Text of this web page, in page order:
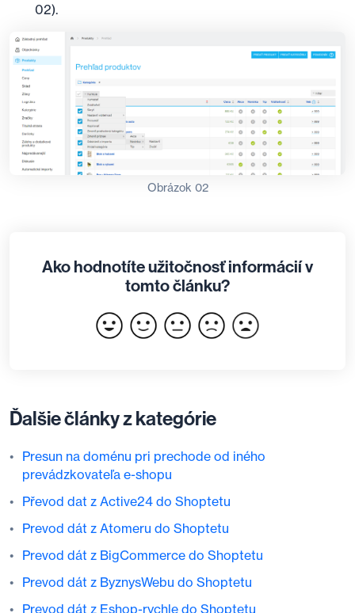
02).
Obrázok 02
Ako hodnotíte užitočnosť informácií v
tomto článku?
Ďalšie články z kategórie
Presun na doménu pri prechode od iného
prevádzkovateľa e-shopu
Převod dat z Active24 do Shoptetu
Prevod dát z Atomeru do Shoptetu
Prevod dát z BigCommerce do Shoptetu
Prevod dát z ByznysWebu do Shoptetu
Prevod dát z Eshop-rychle do Shoptetu